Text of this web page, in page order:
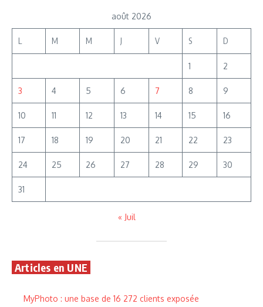
août 2026
L M M J V S D
1 2
3 4 5 6 7 8 9
10 11 12 13 14 15 16
17 18 19 20 21 22 23
24 25 26 27 28 29 30
31
« Juil
Articles en UNE
MyPhoto : une base de 16 272 clients exposée